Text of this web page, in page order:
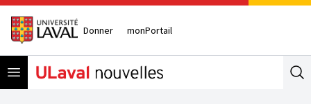
Donner monPortail
Open menu